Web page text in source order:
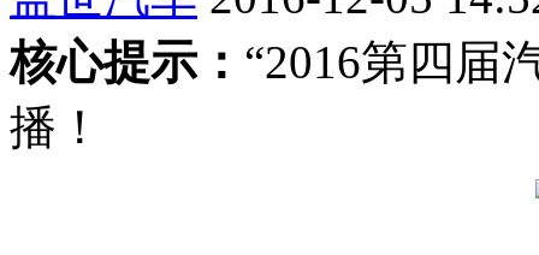
核心提示： “2016第四届
播！